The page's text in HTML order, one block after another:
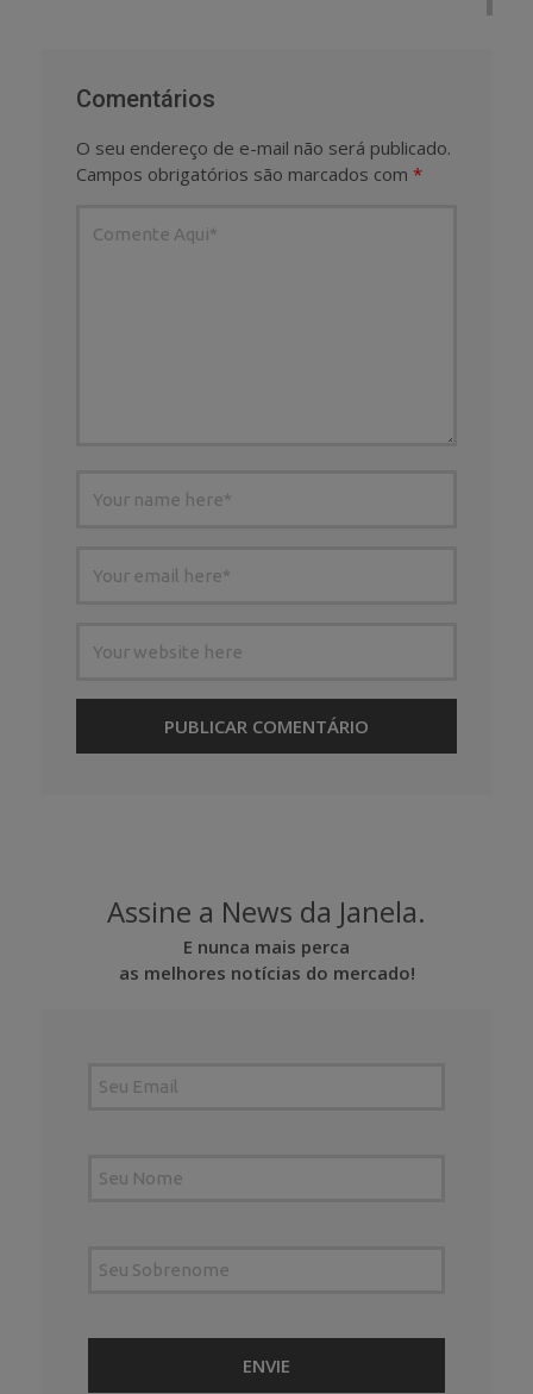
Comentários
O seu endereço de e-mail não será publicado.
Campos obrigatórios são marcados com *
Assine a News da Janela.
E nunca mais perca
as melhores notícias do mercado!